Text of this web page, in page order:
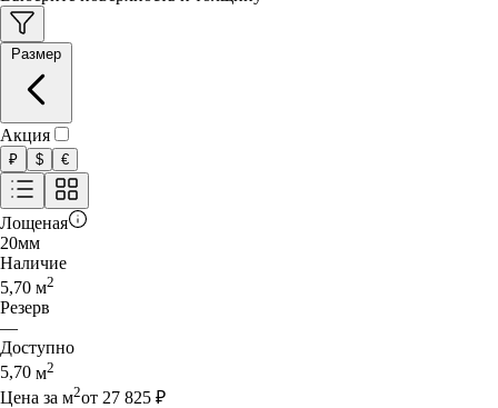
Акция
₽ $ €
Лощеная
20мм
Наличие
5,70 м2
Резерв
—
Доступно
5,70 м2
Цена за м2от 27 825 ₽